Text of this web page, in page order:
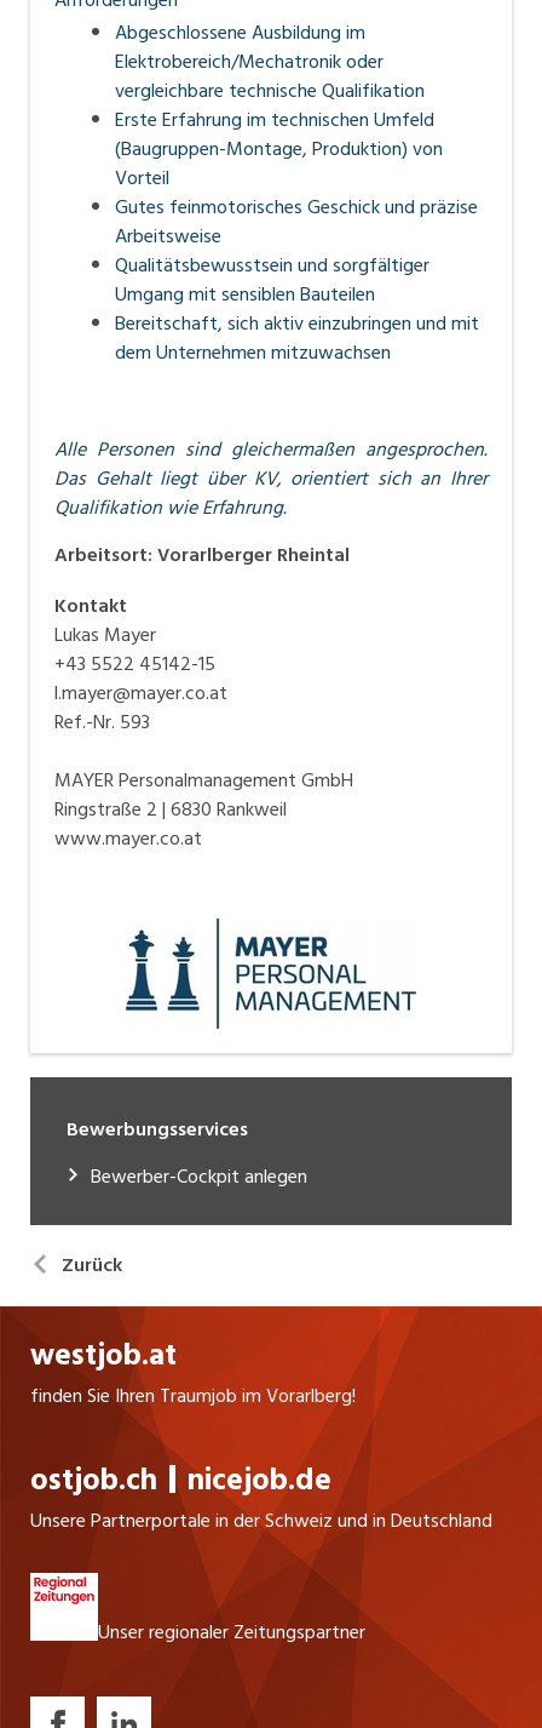
Abgeschlossene Ausbildung im
Elektrobereich/Mechatronik oder
vergleichbare technische Qualifikation
Erste Erfahrung im technischen Umfeld
(Baugruppen-Montage, Produktion) von
Vorteil
Gutes feinmotorisches Geschick und präzise
Arbeitsweise
Qualitätsbewusstsein und sorgfältiger
Umgang mit sensiblen Bauteilen
Bereitschaft, sich aktiv einzubringen und mit
dem Unternehmen mitzuwachsen
Alle Personen sind gleichermaßen angesprochen.
Das Gehalt liegt über KV, orientiert sich an Ihrer
Qualifikation wie Erfahrung.
Arbeitsort:Vorarlberger Rheintal
Kontakt
Lukas Mayer
+43 5522 45142-15
l.mayer@mayer.co.at
Ref.-Nr. 593
MAYER Personalmanagement GmbH
Ringstraße 2 | 6830 Rankweil
www.mayer.co.at
Bewerbungsservices
Bewerber-Cockpit anlegen
Zurück
westjob.at
finden Sie Ihren Traumjob im Vorarlberg!
ostjob.ch nicejob.de
Unsere Partnerportale in der Schweiz und in Deutschland
Unser regionaler Zeitungspartner